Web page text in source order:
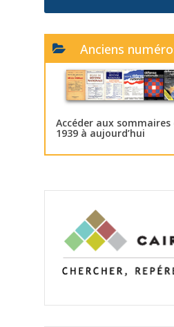
Anciens
Accéder aux sommaires
1939 à aujourd’hui